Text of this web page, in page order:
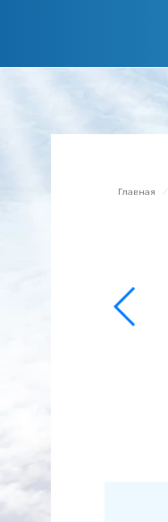
О компании
Новости
Обратная связь
Главная